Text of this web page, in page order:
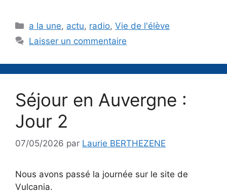
Catégories
a la une, actu, radio,Vie de l'élève
Laisser un commentaire
Séjour en Auvergne :
Jour 2
07/05/2026 par Laurie BERTHEZENE
Nous avons passé la journée sur le site de
Vulcania.